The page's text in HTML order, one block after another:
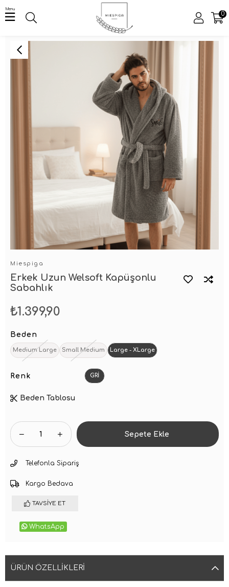
Menu
0
Miespiga
Erkek Uzun Welsoft Kapüşonlu
Sabahlık
₺1.399,90
Beden
Medium Large Small Medium Large - XLarge
Renk GRİ
Beden Tablosu
Telefonla Sipariş
Kargo Bedava
TAVSIYE ET
WhatsApp
ÜRÜN ÖZELLIKLERI